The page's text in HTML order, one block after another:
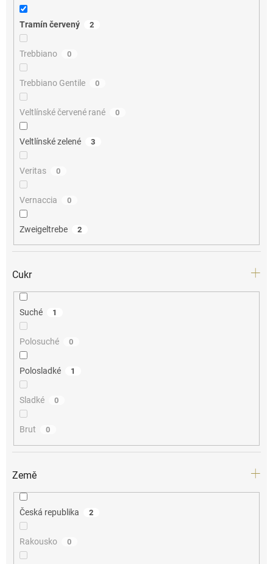
Tramín červený 2
Trebbiano 0
Trebbiano Gentile 0
Veltlínské červené rané 0
Veltlínské zelené 3
Veritas 0
Vernaccia 0
Zweigeltrebe 2
Cukr
Suché 1
Polosuché 0
Polosladké 1
Sladké 0
Brut 0
Země
Česká republika 2
Rakousko 0